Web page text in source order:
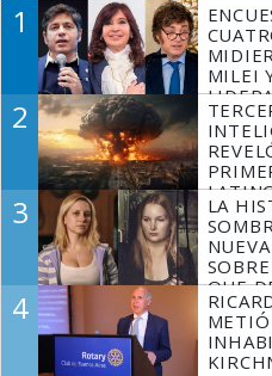
1
MILEI
2
3
LA
QUE
4